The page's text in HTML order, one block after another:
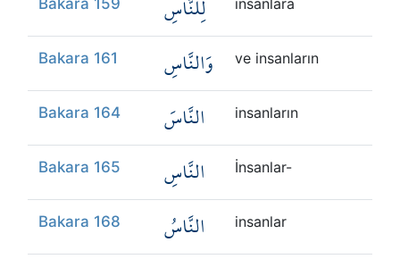
Bakara 159 لِلنَّاسِ insanlara
Bakara 161 وَالنَّاسِ ve insanların
Bakara 164 النَّاسَ insanların
Bakara 165 النَّاسِ İnsanlar-
Bakara 168 النَّاسُ insanlar